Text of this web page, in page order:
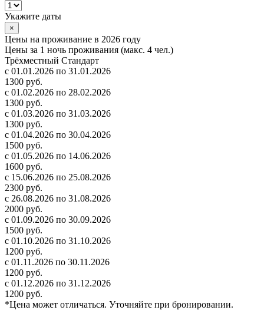
Укажите даты
×
Цены на проживание в 2026 году
Цены за 1 ночь проживания (макс. 4 чел.)
Трёхместный Стандарт
с 01.01.2026 по 31.01.2026
1300 руб.
с 01.02.2026 по 28.02.2026
1300 руб.
с 01.03.2026 по 31.03.2026
1300 руб.
с 01.04.2026 по 30.04.2026
1500 руб.
с 01.05.2026 по 14.06.2026
1600 руб.
с 15.06.2026 по 25.08.2026
2300 руб.
с 26.08.2026 по 31.08.2026
2000 руб.
с 01.09.2026 по 30.09.2026
1500 руб.
с 01.10.2026 по 31.10.2026
1200 руб.
с 01.11.2026 по 30.11.2026
1200 руб.
с 01.12.2026 по 31.12.2026
1200 руб.
*Цена может отличаться. Уточняйте при бронировании.